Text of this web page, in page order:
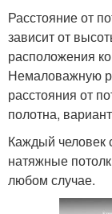
Расстояние от
зависит от
расположения
Немаловажную
расстояния от
полотна,
Каждый человек
натяжные
любом случае.